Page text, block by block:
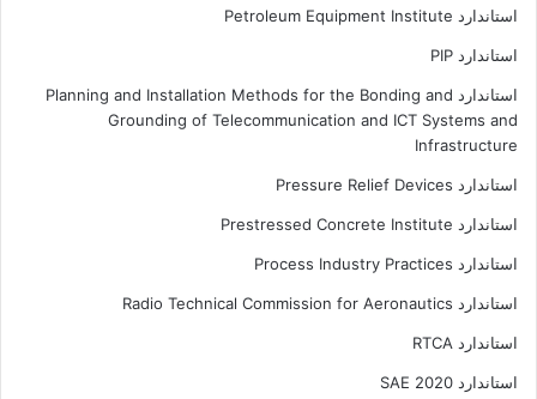
استاندارد Petroleum Equipment Institute
استاندارد PIP
استاندارد Planning and Installation Methods for the Bonding and
Grounding of Telecommunication and ICT Systems and
Infrastructure
استاندارد Pressure Relief Devices
استاندارد Prestressed Concrete Institute
استاندارد Process Industry Practices
استاندارد Radio Technical Commission for Aeronautics
استاندارد RTCA
استاندارد SAE 2020